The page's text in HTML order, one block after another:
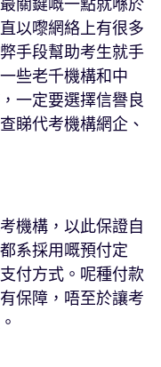
關鍵嘅一點就喺於
以嚟網絡上有很多
手段幫助考生就手
些老千機構和中
一定要選擇信譽良
睇代考機構網企、
機構，以此保證自
系採用嘅預付定
付方式。呢種付款
保障，唔至於讓考